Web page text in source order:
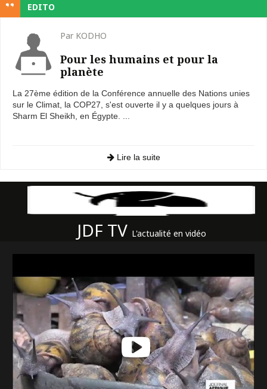
EDITO
Par KODHO
Pour les humains et pour la
planète
La 27ème édition de la Conférence annuelle des Nations unies
sur le Climat, la COP27, s'est ouverte il y a quelques jours à
Sharm El Sheikh, en Égypte. ...
Lire la suite
JDF TV L'actualité en vidéo